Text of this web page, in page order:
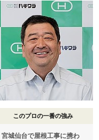
このプロの一番の強み
宮城仙台で屋根工事に携わ